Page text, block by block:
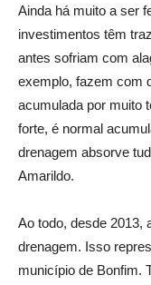
Ainda há muito a ser
investimentos têm
antes sofriam com
exemplo, fazem com
acumulada por muito
forte, é normal
drenagem absorve
Amarildo.
Ao todo, desde 2013,
drenagem. Isso
município de Bonfim.